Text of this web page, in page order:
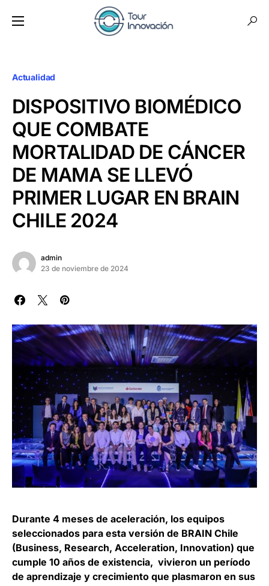
Actualidad
DISPOSITIVO BIOMÉDICO
QUE COMBATE
MORTALIDAD DE CÁNCER
DE MAMA SE LLEVÓ
PRIMER LUGAR EN BRAIN
CHILE 2024
admin
23 de noviembre de 2024
Durante 4 meses de aceleración, los equipos
seleccionados para esta versión de BRAIN Chile
(Business, Research, Acceleration, Innovation) que
cumple 10 años de existencia, vivieron un período
de aprendizaje y crecimiento que plasmaron en sus